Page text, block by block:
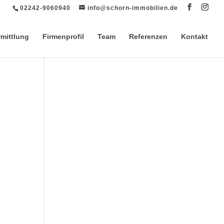
02242-9060940 info@schorn-immobilien.de
Firmenprofil Team Referenzen Kontakt